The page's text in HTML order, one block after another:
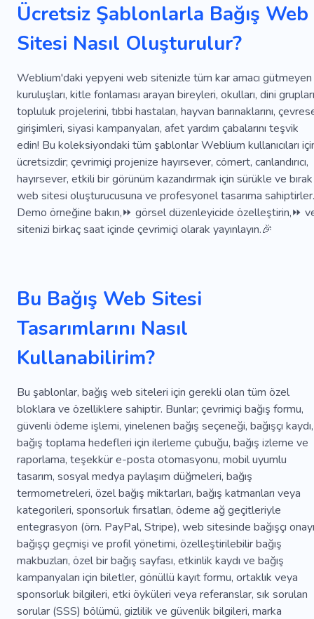
Hastane
Destek Yardım Gönüllü
İncil
Kutsal
İsa Cemaat Papaz
Din
Budizm
Hibe Etmek Hizmetler
Terfi
Yayıncılık
Yayın Takım Doğa
Mutlu
Aşk
Bakıcı Koruma
Ilk Yardım Noktası
Tıbbi Yardım
Hastalık Önleme
Organizasyon
Kampanya
Insanlar
Mülteci
Uluslararası Kuruluş
Kriz Merkezleri
Ayrımcılık
Aile Içi Şiddet Devlet
Insanlık
Darbe Gizli Antika
Şeylere Bakmak
Iklim
Namaz
Reklam Metin Yazarlığı
Strateji
Marka
Kitle Madde Içerik
Pazarlama
Makale
Analitik
Pazarlama Stratejisi
Giriş Kitaplar
Broşür
Düzenlemek
Kurgu Manuel Metin
Iş
Yazma
Koleksiyon Değişme
Sonuç
Yönetmek
Komisyonlar
Dua Etmek
Toplantı
Konferans Esin Teolojik
Proje
Eğitim
Hedefe Ulaşmak
Ücretsiz Şablonlarla Bağış Web
Sitesi Nasıl Oluşturulur?
Weblium'daki yepyeni web sitenizle tüm kar amacı gütmeyen
kuruluşları, kitle fonlaması arayan bireyleri, okulları, dini
topluluk projelerini, tıbbi hastaları, hayvan barınaklarını,
girişimleri, siyasi kampanyaları, afet yardım çabalarını teşvik
edin! Bu koleksiyondaki tüm şablonlar Weblium kullanıcıları
ücretsizdir; çevrimiçi projenize hayırsever, cömert, canlandırıcı,
hayırsever, etkili bir görünüm kazandırmak için sürükle ve bırak
web sitesi oluşturucusuna ve profesyonel tasarıma sahiptirler.
Demo örneğine bakın,⏩ görsel düzenleyicide özelleştirin,⏩
sitenizi birkaç saat içinde çevrimiçi olarak yayınlayın.🎉
Bu Bağış Web Sitesi
Tasarımlarını Nasıl
Kullanabilirim?
Bu şablonlar, bağış web siteleri için gerekli olan tüm özel
bloklara ve özelliklere sahiptir. Bunlar; çevrimiçi bağış formu,
güvenli ödeme işlemi, yinelenen bağış seçeneği, bağışçı kaydı,
bağış toplama hedefleri için ilerleme çubuğu, bağış izleme ve
raporlama, teşekkür e-posta otomasyonu, mobil uyumlu
tasarım, sosyal medya paylaşım düğmeleri, bağış
termometreleri, özel bağış miktarları, bağış katmanları veya
kategorileri, sponsorluk fırsatları, ödeme ağ geçitleriyle
entegrasyon (örn. PayPal, Stripe), web sitesinde bağışçı
bağışçı geçmişi ve profil yönetimi, özelleştirilebilir bağış
makbuzları, özel bir bağış sayfası, etkinlik kaydı ve bağış
kampanyaları için biletler, gönüllü kayıt formu, ortaklık veya
sponsorluk bilgileri, etki öyküleri veya referanslar, sık sorulan
sorular (SSS) bölümü, gizlilik ve güvenlik bilgileri, marka